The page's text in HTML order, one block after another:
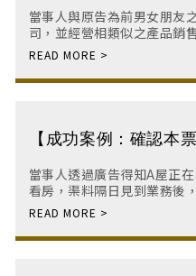
當事人與原告為前男女朋友
司，並經營相類似之產品銷
互相開立發票且相互有匯款
原告卻持匯款金流提告要求
【成功案例：確認本
師事務所
當事人透過廣告得知A屋正
看房，渠料隔日見到業務後
薦B屋給當事人，並告知當
左右，在仲介極力慫恿下，